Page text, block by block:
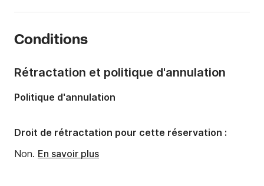
Nombre de couchages:
Nombre de salles de bains:
Tirant d'eau:2.1m
Puissance moteur:40cv
Conditions
Rétractation et politique d'annulation
Politique d'annulation
Droit de rétractation pour cette réservation :
Non. En savoir plus